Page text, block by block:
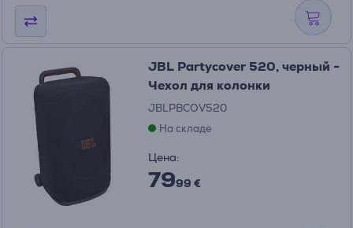
JBL Partycover 520, черный -
Чехол для колонки
JBLPBCOV520
На складе
Цена:
7999 €